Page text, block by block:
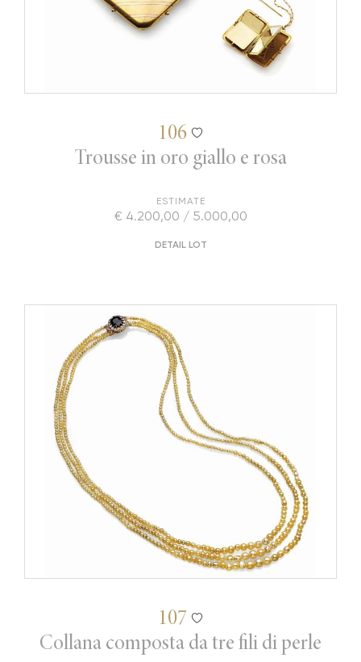
106
Trousse in oro giallo e rosa
ESTIMATE
€ 4.200,00 / 5.000,00
DETAIL LOT
107
Collana composta da tre fili di perle